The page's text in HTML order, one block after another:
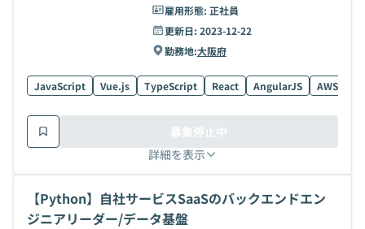
雇用形態: 正社員
更新日: 2023-12-22
勤務地:大阪府
JavaScript Vue.js TypeScript React AngularJS AWS
詳細を表示
募集停止中
【Python】自社サービスSaaSのバックエンドエン
ジニアリーダー/データ基盤